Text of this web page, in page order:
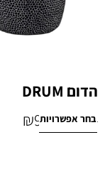
הדום DRUM
₪1,200
₪990
בחר אפשרויות